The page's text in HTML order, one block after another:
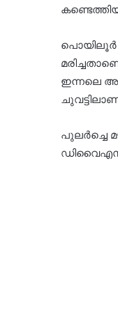
പൊയിലൂര്‍
ഇന്നലെ
പുലര്‍ച്ചെ